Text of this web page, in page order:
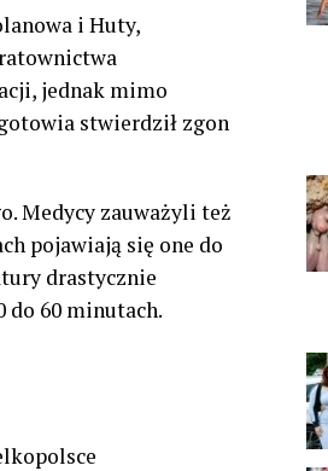
i Huty,
jednak mimo
stwierdził zgon
Medycy zauważyli też
pojawiają się one do
drastycznie
do 60 minutach.